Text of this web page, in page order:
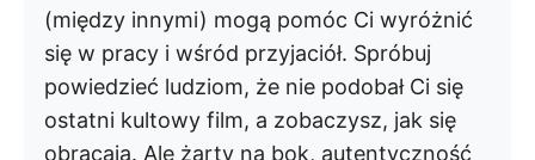
(między innymi) mogą pomóc Ci wyróżnić
się w pracy i wśród przyjaciół. Spróbuj
powiedzieć ludziom, że nie podobał Ci się
ostatni kultowy film, a zobaczysz, jak się
obracają. Ale żarty na bok, autentyczność